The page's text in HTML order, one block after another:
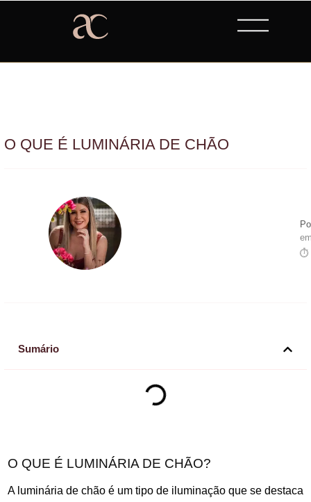
O QUE É LUMINÁRIA DE CHÃO
⏱
Sumário
O QUE É LUMINÁRIA DE CHÃO?
A luminária de chão é um tipo de iluminação que se destaca